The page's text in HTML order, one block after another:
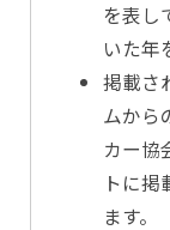
を表し
いた年
掲載さ
ムから
カー協
トに
ます。